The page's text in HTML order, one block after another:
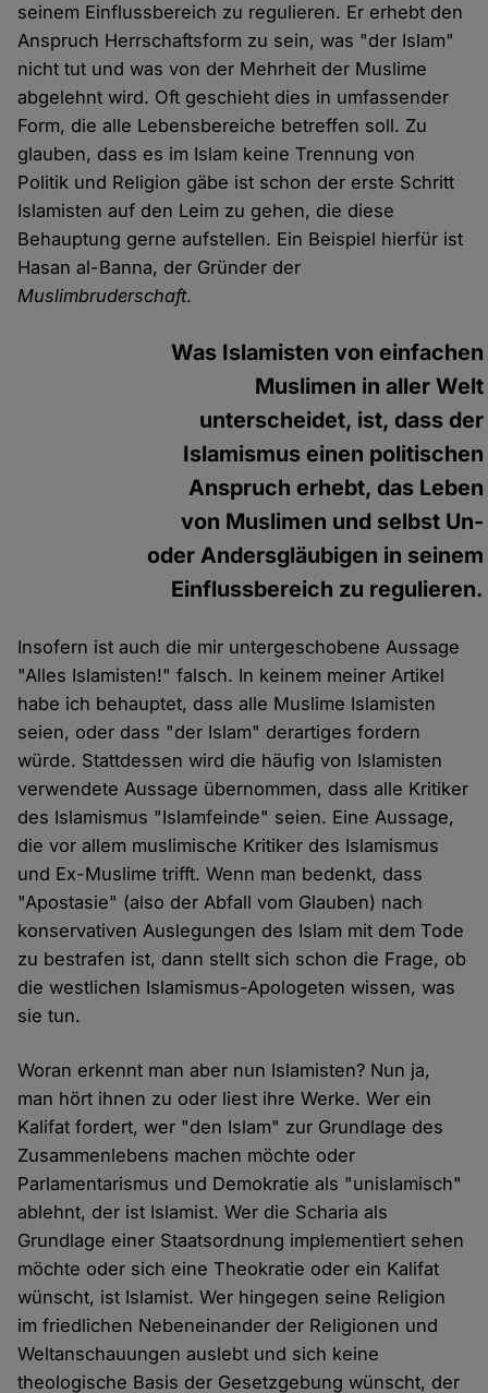
seinem Einflussbereich zu regulieren. Er erhebt den
Anspruch Herrschaftsform zu sein, was "der Islam"
nicht tut und was von der Mehrheit der Muslime
abgelehnt wird. Oft geschieht dies in umfassender
Form, die alle Lebensbereiche betreffen soll. Zu
glauben, dass es im Islam keine Trennung von
Politik und Religion gäbe ist schon der erste Schritt
Islamisten auf den Leim zu gehen, die diese
Behauptung gerne aufstellen. Ein Beispiel hierfür ist
Hasan al-Banna, der Gründer der
Muslimbruderschaft.
Was Islamisten von einfachen
Muslimen in aller Welt
unterscheidet, ist, dass der
Islamismus einen politischen
Anspruch erhebt, das Leben
von Muslimen und selbst Un-
oder Andersgläubigen in seinem
Einflussbereich zu regulieren.
Insofern ist auch die mir untergeschobene Aussage
"Alles Islamisten!" falsch. In keinem meiner Artikel
habe ich behauptet, dass alle Muslime Islamisten
seien, oder dass "der Islam" derartiges fordern
würde. Stattdessen wird die häufig von Islamisten
verwendete Aussage übernommen, dass alle Kritiker
des Islamismus "Islamfeinde" seien. Eine Aussage,
die vor allem muslimische Kritiker des Islamismus
und Ex-Muslime trifft. Wenn man bedenkt, dass
"Apostasie" (also der Abfall vom Glauben) nach
konservativen Auslegungen des Islam mit dem Tode
zu bestrafen ist, dann stellt sich schon die Frage, ob
die westlichen Islamismus-Apologeten wissen, was
sie tun.
Woran erkennt man aber nun Islamisten? Nun ja,
man hört ihnen zu oder liest ihre Werke. Wer ein
Kalifat fordert, wer "den Islam" zur Grundlage des
Zusammenlebens machen möchte oder
Parlamentarismus und Demokratie als "unislamisch"
ablehnt, der ist Islamist. Wer die Scharia als
Grundlage einer Staatsordnung implementiert sehen
möchte oder sich eine Theokratie oder ein Kalifat
wünscht, ist Islamist. Wer hingegen seine Religion
im friedlichen Nebeneinander der Religionen und
Weltanschauungen auslebt und sich keine
theologische Basis der Gesetzgebung wünscht, der